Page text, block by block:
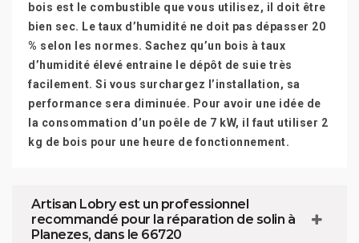
bois est le combustible que vous utilisez, il doit être
bien sec. Le taux d’humidité ne doit pas dépasser 20
% selon les normes. Sachez qu’un bois à taux
d’humidité élevé entraine le dépôt de suie très
facilement. Si vous surchargez l’installation, sa
performance sera diminuée. Pour avoir une idée de
la consommation d’un poêle de 7 kW, il faut utiliser 2
kg de bois pour une heure de fonctionnement.
Artisan Lobry est un professionnel
recommandé pour la réparation de solin à
Planezes, dans le 66720